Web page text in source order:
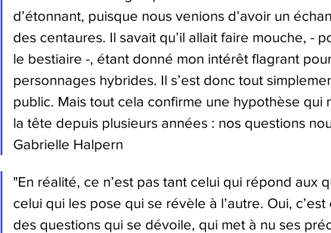
d’étonnant, puisque nous venions d’avoir un
des centaures. Il savait qu’il allait faire mouche, -
le bestiaire -, étant donné mon intérêt flagrant
personnages hybrides. Il s’est donc tout
public. Mais tout cela confirme une hypothèse qui
la tête depuis plusieurs années : nos questions
Gabrielle Halpern
"En réalité, ce n’est pas tant celui qui répond aux
celui qui les pose qui se révèle à l’autre. Oui,
des questions qui se dévoile, qui met à nu ses